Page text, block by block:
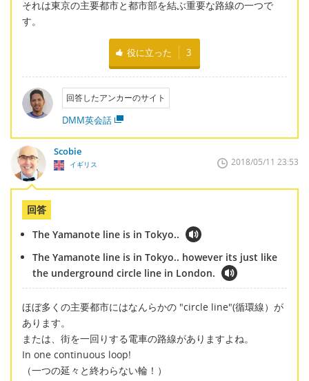
それは東京の主要都市と都市部を結ぶ重要な路線の一つで
す。
役に立った 3
回答したアンカーのサイト
DMM英会話
Scobie
イギリス 2018/05/11 23:53
回答
The Yamanote line is in Tokyo..
The Yamanote line is in Tokyo.. however its just like
the underground circle line in London.
ほぼ多くの主要都市にはなんらかの "circle line"(循環線）が
あります。
または、街を一回りする電車の路線がありますよね。
In one continuous loop!
（一つの延々と終わらない輪！）